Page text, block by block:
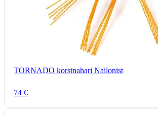
TORNADO korstnahari Nailonist
74 €